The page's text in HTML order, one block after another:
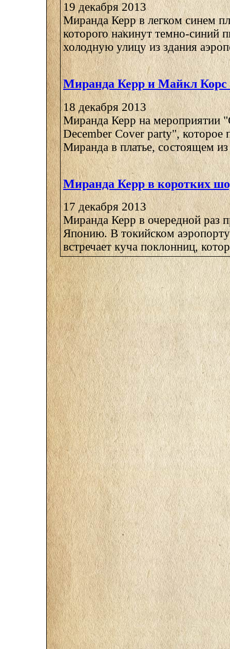
19 декабря 2013
Миранда Керр в легком синем
которого накинут темно-синий
холодную улицу из здания
Миранда Керр и Майкл Корс
18 декабря 2013
Миранда Керр на мероприятии
December Cover party", которое
Миранда в платье, состоящем
Миранда Керр в коротких
17 декабря 2013
Миранда Керр в очередной раз
Японию. В токийском
встречает куча поклонниц,